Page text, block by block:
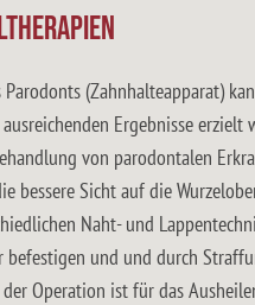
(Zahnhalteapparat)
Ergebnisse erzielt
von parodontalen
bessere Sicht auf die
Naht- und
befestigen und und durch
Operation ist für das